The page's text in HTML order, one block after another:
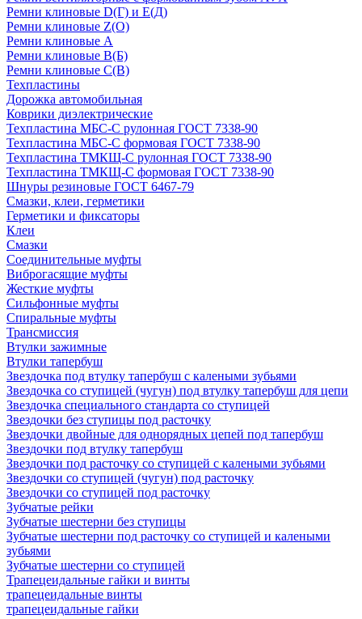
Ремни клиновые D(Г) и Е(Д)
Ремни клиновые Z(О)
Ремни клиновые А
Ремни клиновые В(Б)
Ремни клиновые С(В)
Техпластины
Дорожка автомобильная
Коврики диэлектрические
Техпластина МБС-С рулонная ГОСТ 7338-90
Техпластина МБС-С формовая ГОСТ 7338-90
Техпластина ТМКЩ-С рулонная ГОСТ 7338-90
Техпластина ТМКЩ-С формовая ГОСТ 7338-90
Шнуры резиновые ГОСТ 6467-79
Смазки, клеи, герметики
Герметики и фиксаторы
Клеи
Смазки
Соединительные муфты
Виброгасящие муфты
Жесткие муфты
Сильфонные муфты
Спиральные муфты
Трансмиссия
Втулки зажимные
Втулки тапербуш
Звездочка под втулку тапербуш c калеными зубьями
Звездочка со ступицей (чугун) под втулку тапербуш для цепи
Звездочка специального стандарта со ступицей
Звездочки без ступицы под расточку
Звездочки двойные для однорядных цепей под тапербуш
Звездочки под втулку тапербуш
Звездочки под расточку со ступицей с калеными зубьями
Звездочки со ступицей (чугун) под расточку
Звездочки со ступицей под расточку
Зубчатые рейки
Зубчатые шестерни без ступицы
Зубчатые шестерни под расточку со ступицей и калеными
зубьями
Зубчатые шестерни со ступицей
Трапецеидальные гайки и винты
трапецеидальные винты
трапецеидальные гайки